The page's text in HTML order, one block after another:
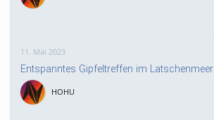
11. Mai 2023
Entspanntes Gipfeltreffen im Latschenmeer
HOHU